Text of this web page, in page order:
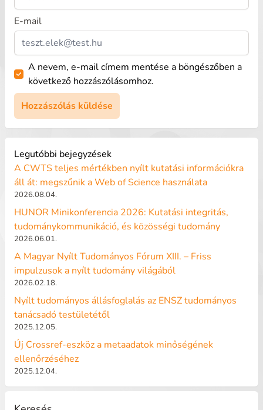
E-mail
A nevem, e-mail címem mentése a böngészőben a
következő hozzászólásomhoz.
Legutóbbi bejegyzések
A CWTS teljes mértékben nyílt kutatási információkra
áll át: megszűnik a Web of Science használata
2026.08.04.
HUNOR Minikonferencia 2026: Kutatási integritás,
tudománykommunikáció, és közösségi tudomány
2026.06.01.
A Magyar Nyílt Tudományos Fórum XIII. – Friss
impulzusok a nyílt tudomány világából
2026.02.18.
Nyílt tudományos állásfoglalás az ENSZ tudományos
tanácsadó testületétől
2025.12.05.
Új Crossref-eszköz a metaadatok minőségének
ellenőrzéséhez
2025.12.04.